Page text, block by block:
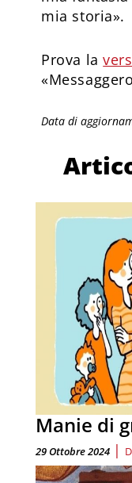
mia storia».
Prova la
Data di
Manie di
29 Ottobre 2024 |